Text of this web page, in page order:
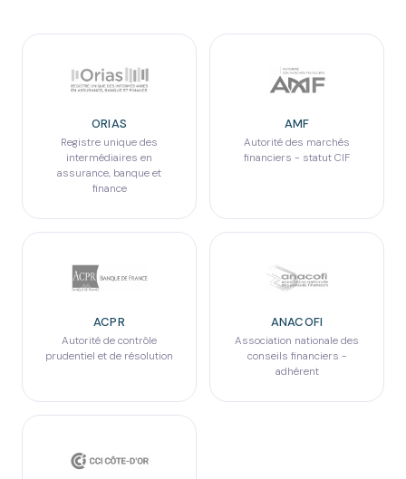
ORIAS
Registre unique des
intermédiaires en
assurance, banque et
finance
AMF
Autorité des marchés
financiers - statut CIF
ACPR
Autorité de contrôle
prudentiel et de résolution
ANACOFI
Association nationale des
conseils financiers -
adhérent